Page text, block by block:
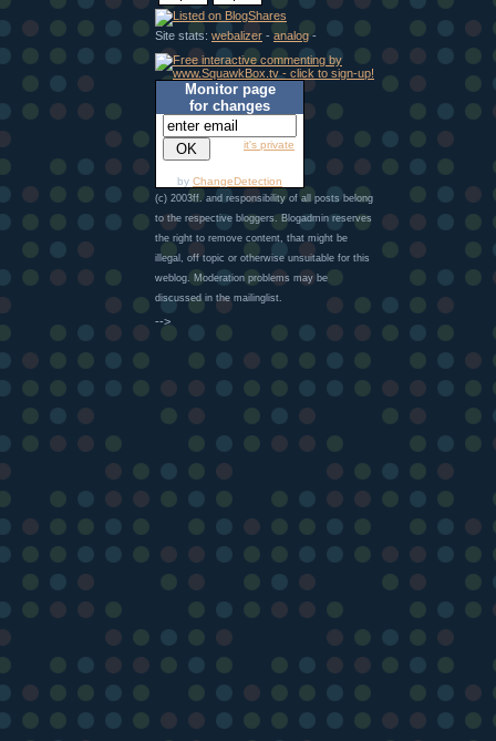
Site stats: webalizer - analog -
Monitor page
for changes
it's private
by ChangeDetection
(c) 2003ff. and responsibility of all posts belong
to the respective bloggers. Blogadmin reserves
the right to remove content, that might be
illegal, off topic or otherwise unsuitable for this
weblog. Moderation problems may be
discussed in the mailinglist.
-->